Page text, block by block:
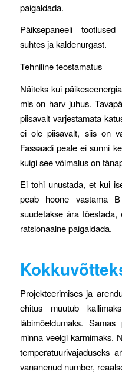
paigaldada.
Päiksepaneeli
suhtes ja kaldenurgast.
Tehniline teostamatus
Näiteks kui
mis on harv juhus.
piisavalt varjestamata
ei ole piisavalt, siis on
Fassaadi peale ei sunni
kuigi see võimalus on
Ei tohi unustada, et kui
peab hoone vastama
suudetakse ära
ratsionaalne paigaldada.
Projekteerimises ja
ehitus muutub
läbimõeldumaks.
minna veelgi karmimaks.
temperatuurivajaduseks
vananenud number,